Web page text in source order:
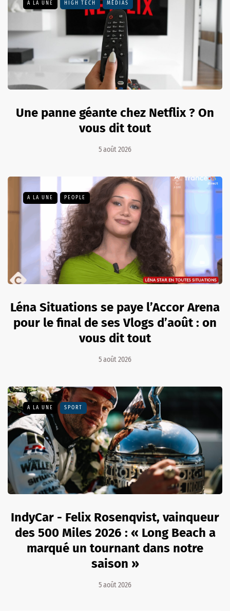
A LA UNE HIGH TECH MÉDIAS
Une panne géante chez Netflix ? On
vous dit tout
5 août 2026
A LA UNE PEOPLE
Léna Situations se paye l’Accor Arena
pour le final de ses Vlogs d’août : on
vous dit tout
5 août 2026
A LA UNE SPORT
IndyCar - Felix Rosenqvist, vainqueur
des 500 Miles 2026 : « Long Beach a
marqué un tournant dans notre
saison »
5 août 2026